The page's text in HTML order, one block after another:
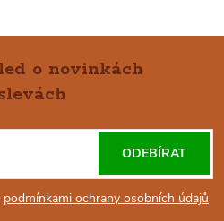
o novinkách
podmínkami ochrany osobních údajů
ODEBÍRAT